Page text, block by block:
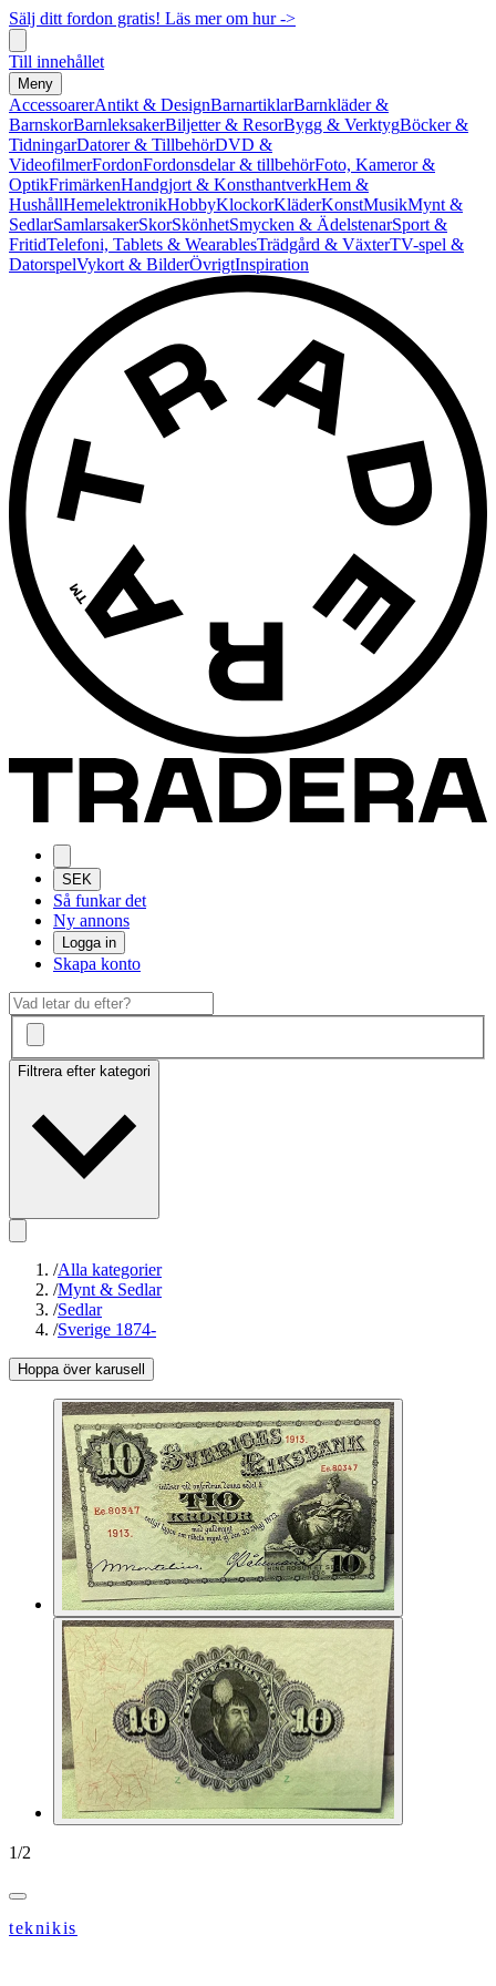
Sälj ditt fordon gratis! Läs mer om hur ->
Till innehållet
Meny
AccessoarerAntikt & DesignBarnartiklarBarnkläder &
BarnskorBarnleksakerBiljetter & ResorBygg & VerktygBöcker &
TidningarDatorer & TillbehörDVD &
VideofilmerFordonFordonsdelar & tillbehörFoto, Kameror &
OptikFrimärkenHandgjort & KonsthantverkHem &
HushållHemelektronikHobbyKlockorKläderKonstMusikMynt &
SedlarSamlarsakerSkorSkönhetSmycken & ÄdelstenarSport &
FritidTelefoni, Tablets & WearablesTrädgård & VäxterTV-spel &
DatorspelVykort & BilderÖvrigtInspiration
SEK
Så funkar det
Ny annons
Logga in
Skapa konto
Filtrera efter kategori
/Alla kategorier
/Mynt & Sedlar
/Sedlar
/Sverige 1874-
Hoppa över karusell
1/2
teknikis